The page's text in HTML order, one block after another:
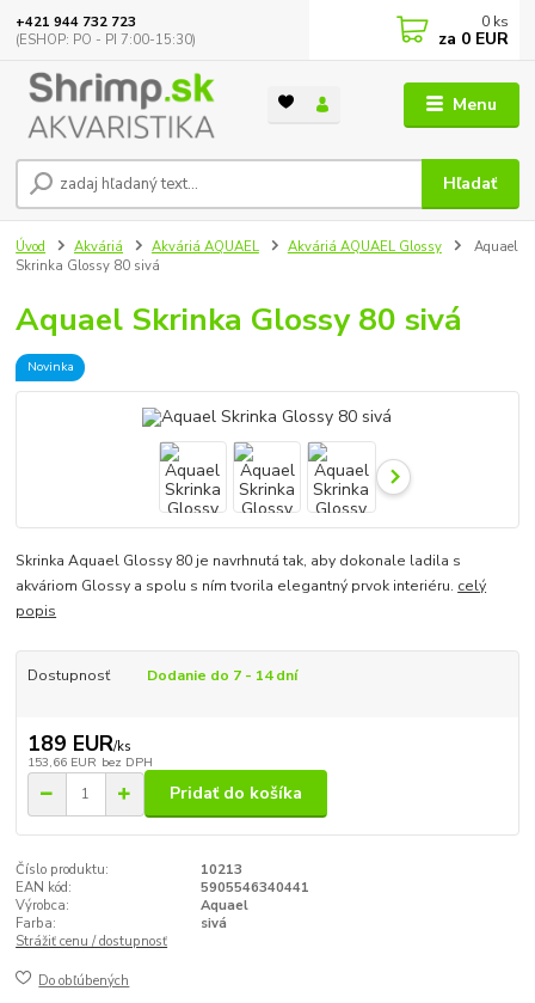
Menu
Hľadať
+421 944 732 723
(ESHOP: PO - PI 7:00-15:30)
0 ks
za 0 EUR
Úvod Akváriá Akváriá AQUAEL Akváriá AQUAEL Glossy
Aquael
Skrinka Glossy 80 sivá
Aquael Skrinka Glossy 80 sivá
Novinka
Skrinka Aquael Glossy 80 je navrhnutá tak, aby dokonale ladila s
akváriom Glossy a spolu s ním tvorila elegantný prvok interiéru. celý
popis
Dostupnosť Dodanie do 7 - 14 dní
189 EUR/ks
153,66 EUR bez DPH
Pridať do košíka
Číslo produktu:
10213
EAN kód:
5905546340441
Výrobca:
Aquael
Farba:
sivá
Strážiť cenu / dostupnosť
Do obľúbených